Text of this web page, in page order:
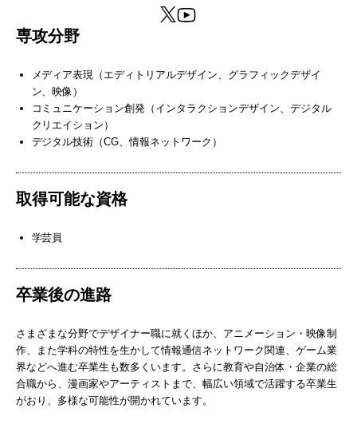
専攻分野
メディア表現（エディトリアルデザイン、グラフィックデザイ
ン、映像）
コミュニケーション創発（インタラクションデザイン、デジタル
クリエイション）
デジタル技術（CG、情報ネットワーク）
取得可能な資格
学芸員
卒業後の進路
さまざまな分野でデザイナー職に就くほか、アニメーション・映像制
作、また学科の特性を生かして情報通信ネットワーク関連、ゲーム業
界などへ進む卒業生も数多くいます。さらに教育や自治体・企業の総
合職から、漫画家やアーティストまで、幅広い領域で活躍する卒業生
がおり、多様な可能性が開かれています。